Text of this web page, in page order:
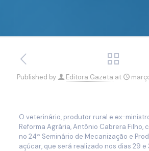
Published by Editora Gazeta at
O veterinário, produtor rural e ex-
Reforma Agrária, Antônio Cabrera Filho,
no 24º Seminário de Mecanização e
açúcar, que será realizado nos dias 29 e